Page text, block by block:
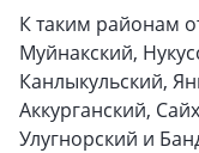
К таким районам
Муйнакский,
Канлыкульский,
Аккурганский,
Улугнорский и